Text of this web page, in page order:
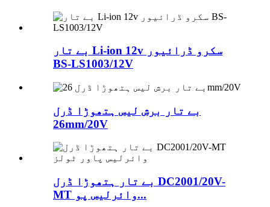
بے تار Li-ion 12v سکرو ڈرائیور
BS-LS1003/12V
بے تار برش لیس ہتھوڑا ڈرل
26mm/20V
بے تار ہتھوڑا ڈرل DC2001/20V-
MT وائرلیس پو...